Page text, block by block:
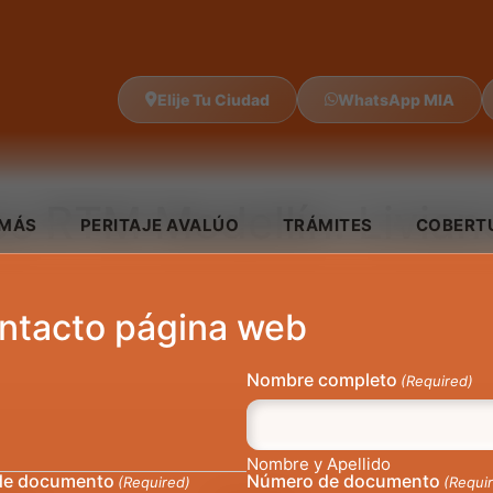
Elije Tu Ciudad WhatsApp MIA
RTM Medellín:
PERITAJE AVALÚO TRÁMITES
página web
Nombre completo (Required)
Nombre y Apellido
documento (Required) Número de documento